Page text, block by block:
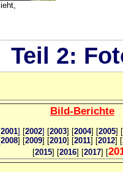
Teil 2:
Bild-Berichte
2001] [2002] [2003] [2004] [2005] [
2008] [2009] [2010] [2011] [2012] [
[2015] [2016] [2017] [